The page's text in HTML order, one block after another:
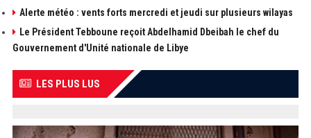
Alerte météo : vents forts mercredi et jeudi sur plusieurs wilayas
Le Président Tebboune reçoit Abdelhamid Dbeibah le chef du
Gouvernement d'Unité nationale de Libye
LES PLUS LUS